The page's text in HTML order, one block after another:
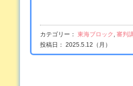
カテゴリー： 東海ブロック , 審判
投稿日： 2025.5.12（月）